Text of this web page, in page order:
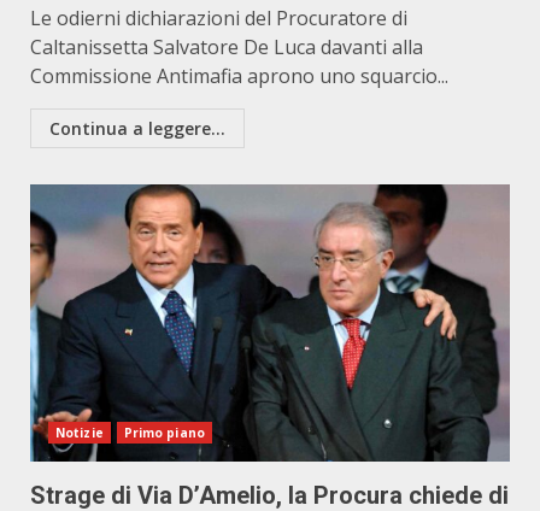
Le odierni dichiarazioni del Procuratore di
Caltanissetta Salvatore De Luca davanti alla
Commissione Antimafia aprono uno squarcio...
Continua a leggere...
Notizie Primo piano
Strage di Via D’Amelio, la Procura chiede di